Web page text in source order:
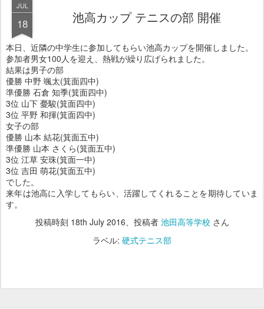
JUL
18 池高カップ テニスの部 開催
本日、近隣の中学生に参加してもらい池高カップを開催しました。
参加者男女100人を迎え、熱戦が繰り広げられました。
結果は男子の部
優勝 中野 颯太(箕面四中)
準優勝 石倉 知季(箕面四中)
3位 山下 憂駿(箕面四中)
3位 平野 和揮(箕面四中)
女子の部
優勝 山本 結花(箕面五中)
準優勝 山本 さくら(箕面五中)
3位 江草 安珠(箕面一中)
3位 吉田 萌花(箕面五中)
でした。
来年は池高に入学してもらい、活躍してくれることを期待していま
す。
投稿時刻 18th July 2016、投稿者 池田高等学校 さん
ラベル: 硬式テニス部